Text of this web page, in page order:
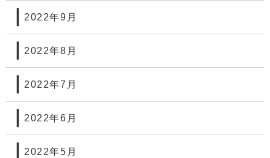
2022年9月
2022年8月
2022年7月
2022年6月
2022年5月